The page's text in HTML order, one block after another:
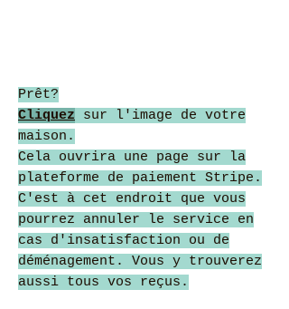
Prêt?
Cliquez sur l'image de votre
maison.
Cela ouvrira une page sur la
plateforme de paiement Stripe.
C'est à cet endroit que vous
pourrez annuler le service en
cas d'insatisfaction ou de
déménagement. Vous y trouverez
aussi tous vos reçus.